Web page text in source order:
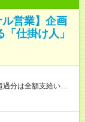
ル営業】企画
仕掛け人」
分は全額支給いたし
／月 みなし残業時
院卒 ：243，000